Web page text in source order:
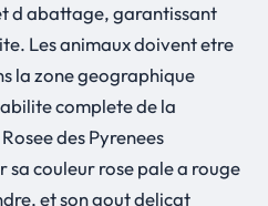
d abattage, garantissant
Les animaux doivent etre
la zone geographique
complete de la
des Pyrenees
sa couleur rose pale a rouge
et son gout delicat